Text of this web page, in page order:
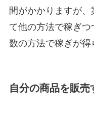
間がかかりますが
て他の方法で稼ぎ
数の方法で稼ぎが得
自分の商品を販売